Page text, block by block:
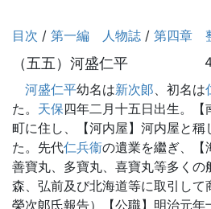
目次 / 第一編 人物誌 / 第四章
（五五）河盛仁平
河盛仁平幼名は新次郞、初名は
た。 天保四年二月十五日出生。
町に住し、【河内屋】河内屋と稱
た。先代仁兵衞の遺業を繼ぎ、【
善寶丸、多寶丸、喜寶丸等多くの
森、弘前及び北海道等に取引して
榮次郞氏報告）【公職】明治元年